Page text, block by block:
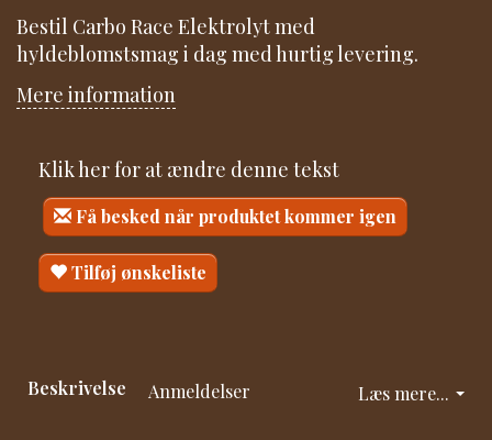
Bestil Carbo Race Elektrolyt med
hyldeblomstsmag i dag med hurtig levering.
Mere information
Klik her for at ændre denne tekst
Få besked når produktet kommer igen
Tilføj ønskeliste
Læs mere...
Beskrivelse Anmeldelser